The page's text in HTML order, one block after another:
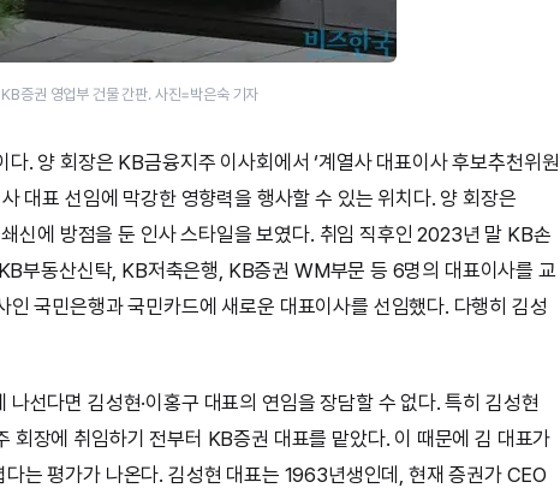
증권 영업부 건물 간판. 사진=박은숙 기자
. 양 회장은 KB금융지주 이사회에서 ‘계열사 대표이사 후보추천위원
대표 선임에 막강한 영향력을 행사할 수 있는 위치다. 양 회장은
신에 방점을 둔 인사 스타일을 보였다. 취임 직후인 2023년 말 KB손
부동산신탁, KB저축은행, KB증권 WM부문 등 6명의 대표이사를 교
인 국민은행과 국민카드에 새로운 대표이사를 선임했다. 다행히 김성
선다면 김성현·이홍구 대표의 연임을 장담할 수 없다. 특히 김성현
회장에 취임하기 전부터 KB증권 대표를 맡았다. 이 때문에 김 대표가
는 평가가 나온다. 김성현 대표는 1963년생인데, 현재 증권가 CEO